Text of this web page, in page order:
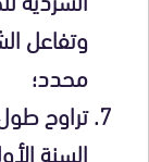
وتفاعل
محدد؛